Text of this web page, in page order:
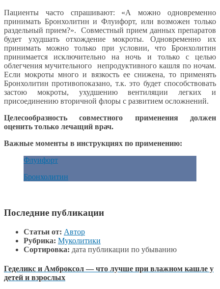
Пациенты часто спрашивают: «А можно одновременно
принимать Бронхолитин и Флуифорт, или возможен только
раздельный прием?». Совместный прием данных препаратов
будет ухудшать отхождение мокроты. Одновременно их
принимать можно только при условии, что Бронхолитин
принимается исключительно на ночь и только с целью
облегчения мучительного непродуктивного кашля по ночам.
Если мокроты много и вязкость ее снижена, то применять
Бронхолитин противопоказано, т.к. это будет способствовать
застою мокроты, ухудшению вентиляции легких и
присоединению вторичной флоры с развитием осложнений.
Целесообразность совместного применения должен
оценить только лечащий врач.
Важные моменты в инструкциях по применению:
Флуифорт
Бронхолитин
Последние публикации
Статьи от: Автор
Рубрика: Муколитики
Сортировка: дата публикации по убыванию
Геделикс и Амброксол — что лучше при влажном кашле у
детей и взрослых